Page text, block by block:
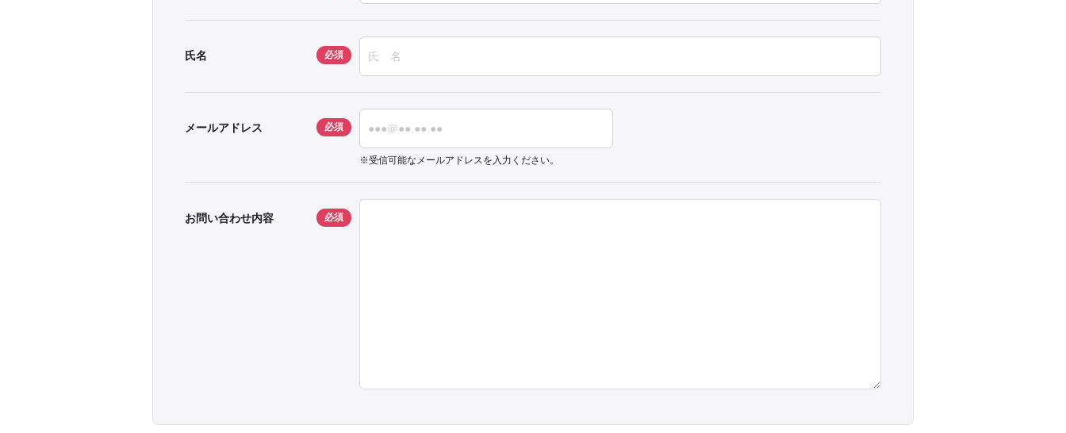
氏名 必須
メールアドレス 必須
受信可能なメールアドレスを入力ください。
お問い合わせ内容 必須